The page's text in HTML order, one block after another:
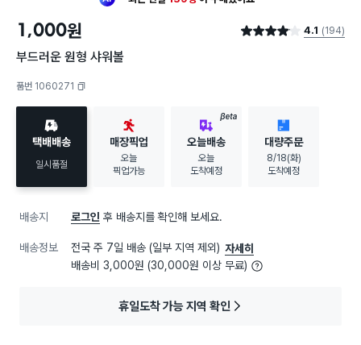
구매했어요
1,000원 별점 4.1점 4.1 (194)
부드러운 원형 샤워볼
품번 1060271
택배배송
일시품절
매장픽업
오늘
픽업가능
BETA
오늘배송
오늘
도착예정
대량주문
8/18(화)
도착예정
배송지 로그인 후 배송지를 확인해 보세요.
배송정보 전국 주 7일 배송 (일부 지역 제외) 자세히
배송비 3,000원 (30,000원 이상 무료)
휴일도착 가능 지역 확인